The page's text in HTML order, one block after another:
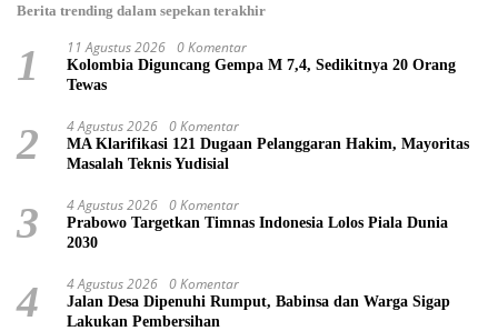
Berita trending dalam sepekan terakhir
1 11 Agustus 2026 0 Komentar
Kolombia Diguncang Gempa M 7,4, Sedikitnya 20 Orang
Tewas
2 4 Agustus 2026 0 Komentar
MA Klarifikasi 121 Dugaan Pelanggaran Hakim, Mayoritas
Masalah Teknis Yudisial
3 4 Agustus 2026 0 Komentar
Prabowo Targetkan Timnas Indonesia Lolos Piala Dunia
2030
4 4 Agustus 2026 0 Komentar
Jalan Desa Dipenuhi Rumput, Babinsa dan Warga Sigap
Lakukan Pembersihan